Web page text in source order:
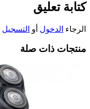
كتابة تعليق
الرجاء الدخول أو التسجيل
منتجات ذات صلة